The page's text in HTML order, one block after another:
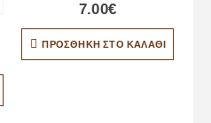
7.00€
ΠΡΟΣΘΉΚΗ ΣΤΟ ΚΑΛΆΘΙ